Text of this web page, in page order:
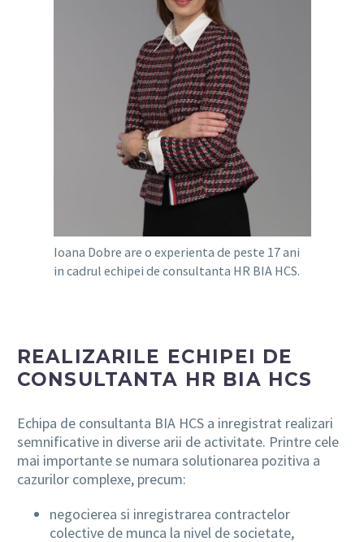
Ioana Dobre are o experienta de peste 17 ani
in cadrul echipei de consultanta HR BIA HCS.
REALIZARILE ECHIPEI DE
CONSULTANTA HR BIA HCS
Echipa de consultanta BIA HCS a inregistrat realizari
semnificative in diverse arii de activitate. Printre cele
mai importante se numara solutionarea pozitiva a
cazurilor complexe, precum:
negocierea si inregistrarea contractelor
colective de munca la nivel de societate,